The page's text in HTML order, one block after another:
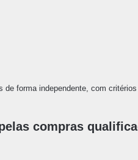
de forma independente, com
compras